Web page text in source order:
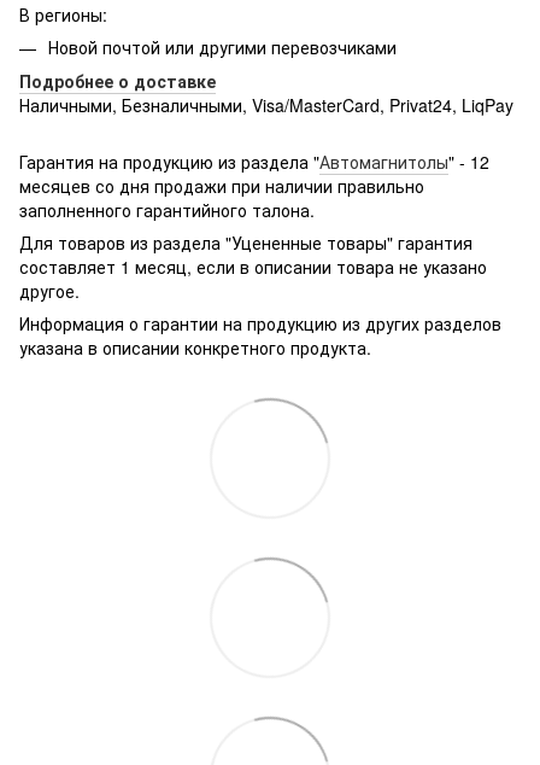
В регионы:
Новой почтой или другими перевозчиками
Подробнее о доставке
Наличными, Безналичными, Visa/MasterCard, Privat24, LiqPay
g361hhadsek/p3316040/#
Гарантия на продукцию из раздела "Автомагнитолы" - 12
месяцев со дня продажи при наличии правильно
заполненного гарантийного талона.
Для товаров из раздела "Уцененные товары" гарантия
составляет 1 месяц, если в описании товара не указано
другое.
Информация о гарантии на продукцию из других разделов
указана в описании конкретного продукта.